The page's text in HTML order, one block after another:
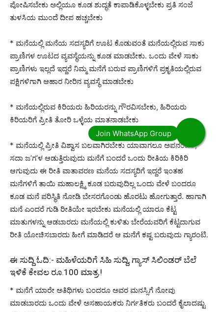
ಪೋಷಿಸಬೇಕು ಅಲ್ಲಿಯೂ ಕೂಡ ಶುದ್ಧತೆ ಕಾಪಾಡಿಕೊಳ್ಳಬೇಕು ಪ್ರತಿ ಸಂಜೆ
ತುಳಸಿಯ ಮುಂದೆ ದೀಪ ಹಚ್ಚಬೇಕು
* ಮನೆಯಲ್ಲಿ ಮನೆಯ ಸದಸ್ಯರಿಗೆ ಊಟ ಕೊಡುವಂತೆ ಮನೆಯಲ್ಲಿರುವ ಸಾಕು
ಪ್ರಾಣಿಗಳ ಊಟದ ವ್ಯವಸ್ಥೆಯನ್ನು ಕೂಡ ಮಾಡಬೇಕು. ಒಂದು ವೇಳೆ ಸಾಕು
ಪ್ರಾಣಿಗಳು ಇಲ್ಲದೆ ಇದ್ದರೆ ನಿಮ್ಮ ಮನೆಗೆ ಬರುವ ಪ್ರಾಣಿಗಳಿಗೆ ಪ್ರಕೃತಿಯಲ್ಲಿರುವ
ಪಕ್ಷಿಗಳಿಗಾಗಿ ಆಹಾರ ನೀರಿನ ವ್ಯವಸ್ಥೆ ಮಾಡಬೇಕು
* ಮನೆಯಲ್ಲಿರುವ ಕಿರಿಯರು ಹಿರಿಯರನ್ನು ಗೌರವಿಸಬೇಕು, ಹಿರಿಯರು
ಕಿರಿಯರಿಗೆ ಪ್ರೀತಿ ತೋರಿ ಒಳ್ಳೆಯ ಮಾತನಾಡಬೇಕು
* ಮನೆಯಲ್ಲಿ ಪ್ರೀತಿ ವಿಶ್ವಾಸ ಬಲವಾಗಿರಬೇಕು ಯಾವಾಗಲೂ ಅಪನಂಬಿಕೆ,
ಸದಾ ಜ’ಗ’ಳ ಆಡುತ್ತಿರುವುದು ಮನೆಗೆ ಬಂದರೆ ಒಂದು ರೀತಿಯ ಕಿರಿಕಿರಿ
ಆಗುವುದು ಈ ರೀತಿ ವಾತಾವರಣ ಮನೆಯ ಸದಸ್ಯರಿಗೆ ಇದ್ದರೆ ಇಂತಹ
ಮನೆಗಳಿಗೆ ತಾಯಿ ಮಹಾಲಕ್ಷ್ಮಿ ಕೂಡ ಬರುವುದಿಲ್ಲ ಒಂದು ವೇಳೆ ಬಂದರೂ
ಕೂಡ ಮನೆ ಪರಿಸ್ಥಿತಿ ನೋಡಿ ಬೇಸರಗೊಂಡು ಹೊರಟು ಹೋಗುತ್ತಾರೆ. ಹಾಗಾಗಿ
ಮನೆ ಎಂದರೆ ಗುಡಿ ರೀತಿಯೇ ಇರಬೇಕು ಮನೆಯಲ್ಲಿ ಯಾರೂ ಕೆಟ್ಟ
ಮಾತುಗಳನ್ನು ಆಡಬಾರದು ಮನೆಯಲ್ಲಿ ಕುಳಿತು ಬೇರೆಯವರಿಗೆ ಕೆಟ್ಟದಾಗುವ
ರೀತಿ ಯೋಚಿಸಬಾರದು ಹೀಗೆ ಮಾಡಿದರೆ ಆ ಮನೆಗೆ ಕಷ್ಟ ಬರುವುದು ಗ್ಯಾರಂಟಿ.
ಈ ಸುದ್ದಿ ಓದಿ:- ಮಹಿಳೆಯರಿಗೆ ಸಿಹಿ ಸುದ್ದಿ, ಗ್ಯಾಸ್ ಸಿಲಿಂಡರ್ ಬೆಲೆ
ಇಳಿಕೆ ಕೇವಲ ರೂ.100 ಮಾತ್ರ.!
* ಮನೆಗೆ ಯಾರೇ ಅತಿಥಿಗಳು ಬಂದರೂ ಅವರ ಮನಸ್ಸಿಗೆ ನೋವು
ಮಾಡಬಾರದು ಒಂದು ವೇಳೆ ಅಸಹಾಯಕರು ನಿರ್ಗತಿಕರು ಬಂದರೆ ಕೈಲಾದಷ್ಟು